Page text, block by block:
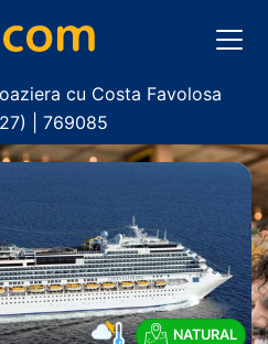
cu Costa Favolosa
| 769085
NATURAL